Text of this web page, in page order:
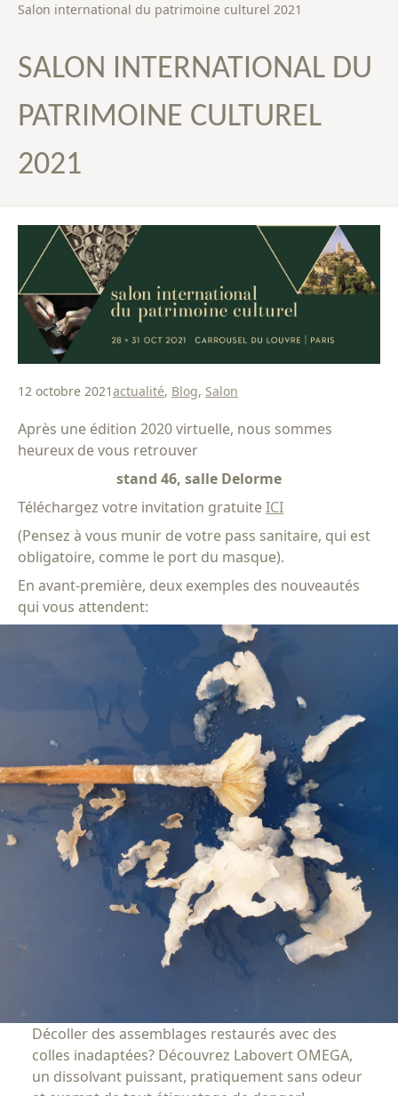
Salon international du patrimoine culturel 2021
SALON INTERNATIONAL DU
PATRIMOINE CULTUREL
2021
12 octobre 2021actualité, Blog, Salon
Après une édition 2020 virtuelle, nous sommes
heureux de vous retrouver
stand 46, salle Delorme
Téléchargez votre invitation gratuiteICI
(Pensez à vous munir de votre pass sanitaire, qui est
obligatoire, comme le port du masque).
En avant-première, deux exemples des nouveautés
qui vous attendent:
Décoller des assemblages restaurés avec des
colles inadaptées? Découvrez Labovert OMEGA,
un dissolvant puissant, pratiquement sans odeur